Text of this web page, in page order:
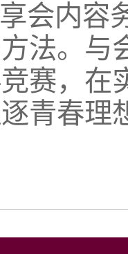
会内容
法。与
赛，在
青春理